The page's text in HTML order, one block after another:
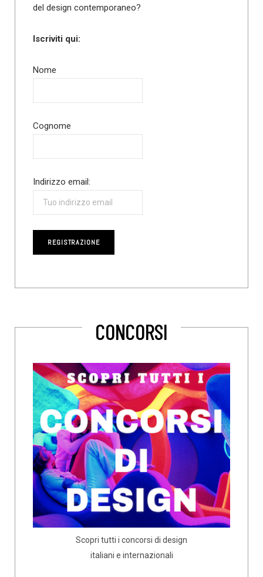
del design contemporaneo?
Iscriviti qui:
Nome
Cognome
Indirizzo email:
CONCORSI
Scopri tutti i concorsi di design
italiani e internazionali